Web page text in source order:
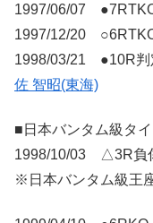
1997/06/07
1997/12/20
1998/03/21 ●10R判
佐 智昭(東海)
■日本バンタム級タ
1998/10/03 △3R負
※日本バンタム級王